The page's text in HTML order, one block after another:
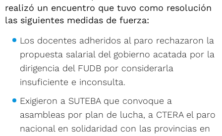
realizó un encuentro que tuvo como resolución
las siguientes medidas de fuerza:
Los docentes adheridos al paro rechazaron la
propuesta salarial del gobierno acatada por la
dirigencia del FUDB por considerarla
insuficiente e inconsulta.
Exigieron a SUTEBA que convoque a
asambleas por plan de lucha, a CTERA el paro
nacional en solidaridad con las provincias en